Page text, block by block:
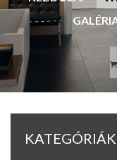
KATEGÓRIÁK